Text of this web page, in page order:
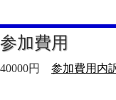
参加費用
40000円 参加費用内